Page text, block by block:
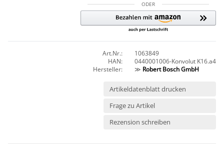
ODER
Art.Nr.:
1063849
HAN:
0440001006-Konvolut K16.a4
Hersteller:
≫ Robert Bosch GmbH
Artikeldatenblatt drucken
Frage zu Artikel
Rezension schreiben